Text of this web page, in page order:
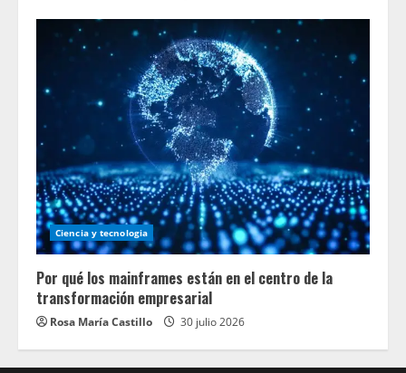
Ciencia y tecnologia
Por qué los mainframes están en el centro de la
transformación empresarial
Rosa María Castillo 30 julio 2026